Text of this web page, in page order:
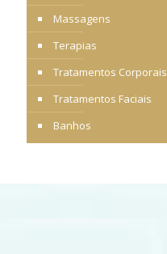
Massagens
Terapias
Tratamentos Corporais
Tratamentos Faciais
Banhos